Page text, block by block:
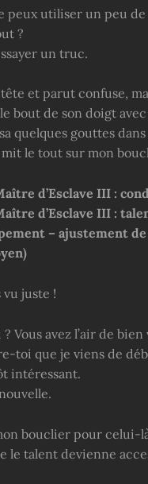
peux utiliser un peu de
?
un truc.
et parut confuse,
bout de son doigt
quelques gouttes
le tout sur mon
d’Esclave III :
d’Esclave III :
– ajustement
vu juste !
Vous avez l’air de bien
toi que je viens de
intéressant.
bouclier pour celui-
le talent devienne